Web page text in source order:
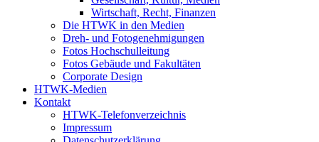
Wirtschaft, Recht, Finanzen
Die HTWK in den Medien
Dreh- und Fotogenehmigungen
Fotos Hochschulleitung
Fotos Gebäude und Fakultäten
Corporate Design
HTWK-Medien
Kontakt
HTWK-Telefonverzeichnis
Impressum